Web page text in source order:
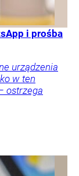
i prośba
urządzenia
w ten
ostrzega